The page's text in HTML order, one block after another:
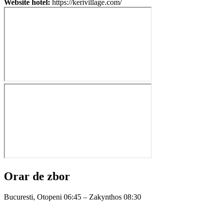
Website hotel: https://kerivillage.com/
Orar de zbor
Bucuresti, Otopeni 06:45 – Zakynthos 08:30